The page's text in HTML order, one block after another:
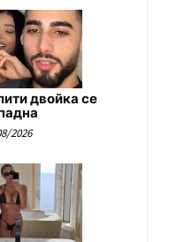
двойка се
2026